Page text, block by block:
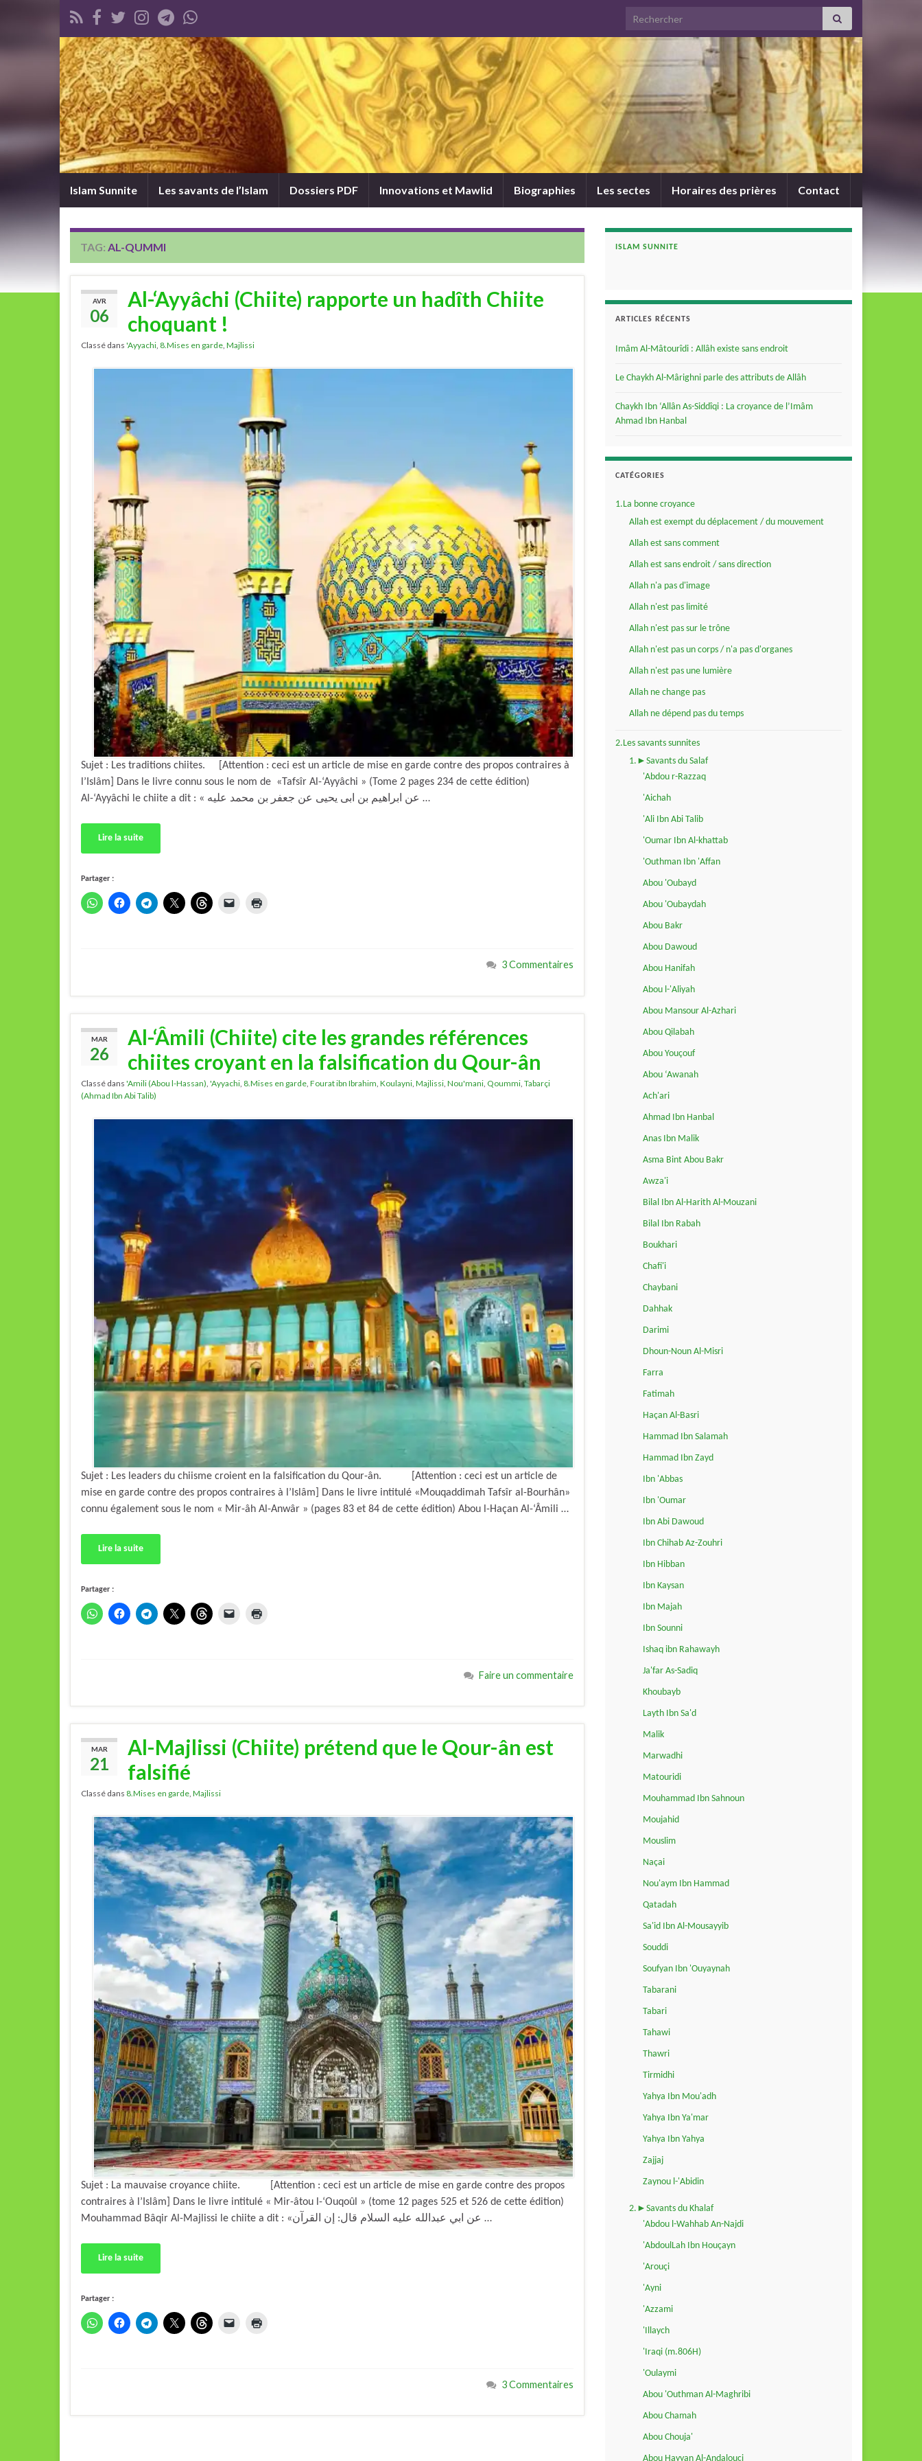
Search for:
Islam Sunnite Les savants de l’Islam Dossiers PDF Innovations et Mawlid Biographies Les sectes Horaires des prières Contact
TAG: AL-QUMMI
AVR
06
Al-‘Ayyâchi (Chiite) rapporte un hadîth Chiite
choquant !
Classé dans 'Ayyachi, 8.Mises en garde, Majlissi
Sujet : Les traditions chiites. [Attention : ceci est un article de mise en garde contre des propos contraires à
l’Islâm] Dans le livre connu sous le nom de «Tafsîr Al-‘Ayyâchi » (Tome 2 pages 234 de cette édition)
Al-‘Ayyâchi le chiite a dit : « عن ابراهيم بن ابى يحيى عن جعفر بن محمد عليه …
Lire la suite
Partager :
3 Commentaires
MAR
26
Al-‘Âmili (Chiite) cite les grandes références
chiites croyant en la falsification du Qour-ân
Classé dans 'Amili (Abou l-Hassan) 'Ayyachi 8.Mises en garde Fourat ibn Ibrahim Koulayni Majlissi Nou'mani Qoummi Tabarçi
(Ahmad Ibn Abi Talib)
Sujet : Les leaders du chiisme croient en la falsification du Qour-ân. [Attention : ceci est un article de
mise en garde contre des propos contraires à l’Islâm] Dans le livre intitulé «Mouqaddimah Tafsîr al-Bourhân»
connu également sous le nom « Mir-âh Al-Anwâr » (pages 83 et 84 de cette édition) Abou l-Haçan Al-‘Âmili …
Lire la suite
Partager :
Faire un commentaire
MAR
21
Al-Majlissi (Chiite) prétend que le Qour-ân est
falsifié
Classé dans 8.Mises en garde, Majlissi
Sujet : La mauvaise croyance chiite. [Attention : ceci est un article de mise en garde contre des propos
contraires à l’Islâm] Dans le livre intitulé « Mir-âtou l-‘Ouqoûl » (tome 12 pages 525 et 526 de cette édition)
Mouhammad Bâqir Al-Majlissi le chiite a dit : «عن ابي عبدالله عليه السلام قال: إن القرآن …
Lire la suite
Partager :
3 Commentaires
ISLAM SUNNITE
ARTICLES RÉCENTS
Imâm Al-Mâtourîdi : Allâh existe sans endroit
Le Chaykh Al-Mârighni parle des attributs de Allâh
Chaykh Ibn ‘Allân As-Siddîqi : La croyance de l’Imâm
Ahmad Ibn Hanbal
CATÉGORIES
1.La bonne croyance
Allah est exempt du déplacement / du mouvement
Allah est sans comment
Allah est sans endroit / sans direction
Allah n'a pas d'image
Allah n'est pas limité
Allah n'est pas sur le trône
Allah n'est pas un corps / n'a pas d'organes
Allah n'est pas une lumière
Allah ne change pas
Allah ne dépend pas du temps
2.Les savants sunnites
1.►Savants du Salaf
'Abdou r-Razzaq
'Aichah
'Ali Ibn Abi Talib
'Oumar Ibn Al-khattab
'Outhman Ibn 'Affan
Abou 'Oubayd
Abou 'Oubaydah
Abou Bakr
Abou Dawoud
Abou Hanifah
Abou l-'Aliyah
Abou Mansour Al-Azhari
Abou Qilabah
Abou Youçouf
Abou ‘Awanah
Ach'ari
Ahmad Ibn Hanbal
Anas Ibn Malik
Asma Bint Abou Bakr
Awza'i
Bilal Ibn Al-Harith Al-Mouzani
Bilal Ibn Rabah
Boukhari
Chafi'i
Chaybani
Dahhak
Darimi
Dhoun-Noun Al-Misri
Farra
Fatimah
Haçan Al-Basri
Hammad Ibn Salamah
Hammad Ibn Zayd
Ibn 'Abbas
Ibn 'Oumar
Ibn Abi Dawoud
Ibn Chihab Az-Zouhri
Ibn Hibban
Ibn Kaysan
Ibn Majah
Ibn Sounni
Ishaq ibn Rahawayh
Ja'far As-Sadiq
Khoubayb
Layth Ibn Sa'd
Malik
Marwadhi
Matouridi
Mouhammad Ibn Sahnoun
Moujahid
Mouslim
Naçai
Nou'aym Ibn Hammad
Qatadah
Sa'id Ibn Al-Mousayyib
Souddi
Soufyan Ibn 'Ouyaynah
Tabarani
Tabari
Tahawi
Thawri
Tirmidhi
Yahya Ibn Mou'adh
Yahya Ibn Ya'mar
Yahya Ibn Yahya
Zajjaj
Zaynou l-'Abidin
2.►Savants du Khalaf
'Abdou l-Wahhab An-Najdi
'AbdoulLah Ibn Houçayn
'Arouçi
'Ayni
'Azzami
'Illaych
'Iraqi (m.806H)
'Oulaymi
Abou 'Outhman Al-Maghribi
Abou Chamah
Abou Chouja'
Abou Hayyan Al-Andalouçi